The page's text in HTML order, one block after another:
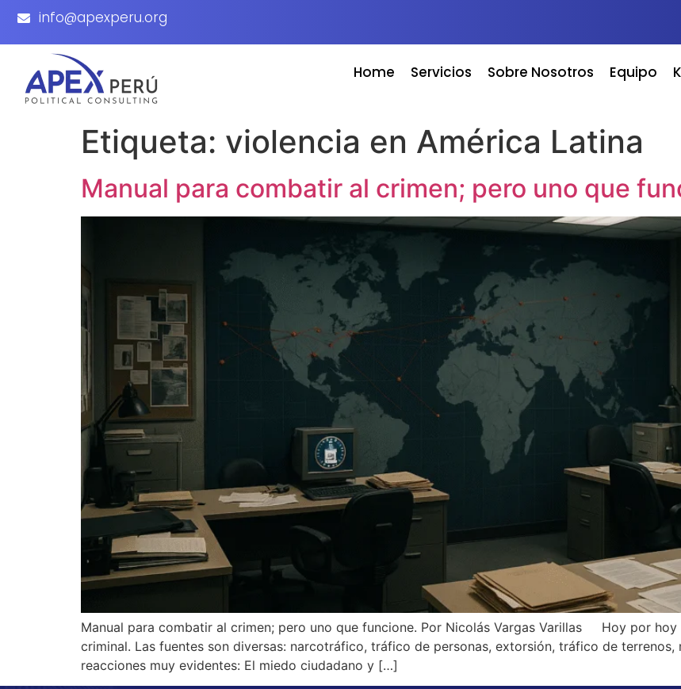
info@apexperu.org
Home Servicios Sobre Nosotros Equipo
Etiqueta: violencia en América Latina
Manual para combatir al crimen; pero uno que
Manual para combatir al crimen; pero uno que funcione. Por Nicolás Vargas Varillas Hoy por
criminal. Las fuentes son diversas: narcotráfico, tráfico de personas, extorsión, tráfico de
reacciones muy evidentes: El miedo ciudadano y […]